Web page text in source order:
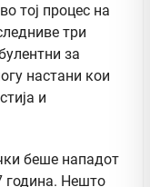
тој процес на
три
за
настани кои
и
беше нападот
година. Нешто